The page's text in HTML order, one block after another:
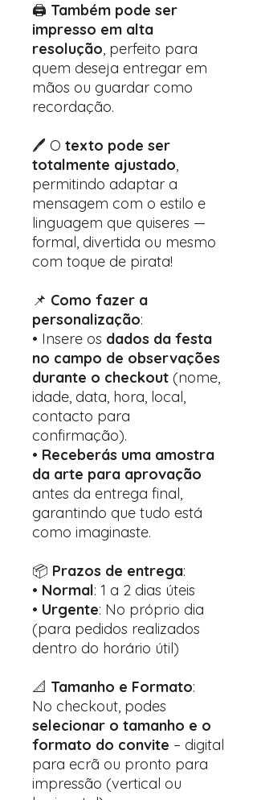
🖨️ Também pode ser
impresso em alta
resolução, perfeito para
quem deseja entregar em
mãos ou guardar como
recordação.
🖊️ O texto pode ser
totalmente ajustado,
permitindo adaptar a
mensagem com o estilo e
linguagem que quiseres —
formal, divertida ou mesmo
com toque de pirata!
📌 Como fazer a
personalização:
• Insere os dados da festa
no campo de observações
durante o checkout (nome,
idade, data, hora, local,
contacto para
confirmação).
• Receberás uma amostra
da arte para aprovação
antes da entrega final,
garantindo que tudo está
como imaginaste.
📦 Prazos de entrega:
• Normal: 1 a 2 dias úteis
• Urgente: No próprio dia
(para pedidos realizados
dentro do horário útil)
📐 Tamanho e Formato:
No checkout, podes
selecionar o tamanho e o
formato do convite – digital
para ecrã ou pronto para
impressão (vertical ou